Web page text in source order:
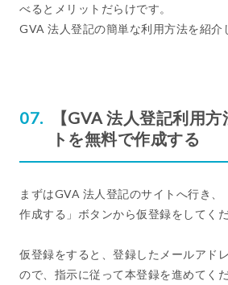
べるとメリットだらけです。
GVA 法人登記の簡単な利用方法を紹介
【GVA 法人登記利用
トを無料で作成する
まずはGVA 法人登記のサイトへ行き、
作成する」ボタンから仮登録をしてくだ
仮登録をすると、登録したメールアド
ので、指示に従って本登録を進めてく